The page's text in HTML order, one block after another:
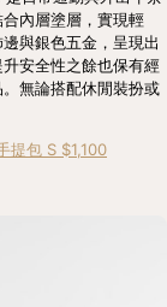
內層塗層，實現輕
與銀色五金，呈現出
安全性之餘也保有經
無論搭配休閒裝扮或
提包 S $1,100